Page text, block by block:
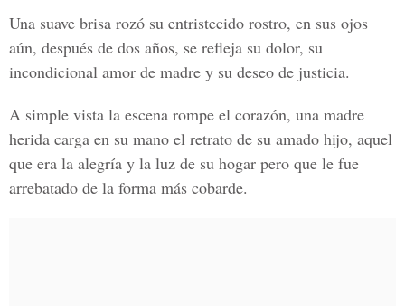
Una suave brisa rozó su entristecido rostro, en sus ojos
aún, después de dos años, se refleja su dolor, su
incondicional amor de madre y su deseo de justicia.
A simple vista la escena rompe el corazón, una madre
herida carga en su mano el retrato de su amado hijo, aquel
que era la alegría y la luz de su hogar pero que le fue
arrebatado de la forma más cobarde.